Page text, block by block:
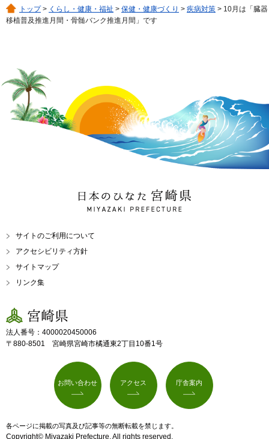
トップ> くらし・健康・福祉 > 保健・健康づくり > 疾病対策 > 10月は「臓器
移植普及推進月間・骨髄バンク推進月間」です
日本のひなた 宮崎県
MIYAZAKI PREFECTURE
サイトのご利用について
アクセシビリティ方針
サイトマップ
リンク集
宮崎県
法人番号：4000020450006
〒880-8501 宮崎県宮崎市橘通東2丁目10番1号
お問い合わせ アクセス 庁舎案内
各ページに掲載の写真及び記事等の無断転載を禁じます。
Copyright© Miyazaki Prefecture. All rights reserved.